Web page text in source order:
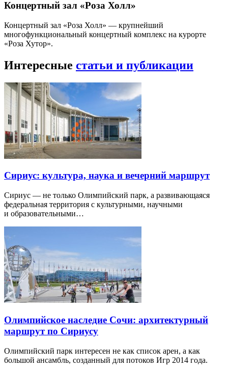
Концертный зал «Роза Холл»
Концертный зал «Роза Холл» — крупнейший
многофункциональный концертный комплекс на курорте
«Роза Хутор».
Интересные статьи и публикации
Сириус: культура, наука и вечерний маршрут
Сириус — не только Олимпийский парк, а развивающаяся
федеральная территория с культурными, научными
и образовательными…
Олимпийское наследие Сочи: архитектурный
маршрут по Сириусу
Олимпийский парк интересен не как список арен, а как
большой ансамбль, созданный для потоков Игр 2014 года.